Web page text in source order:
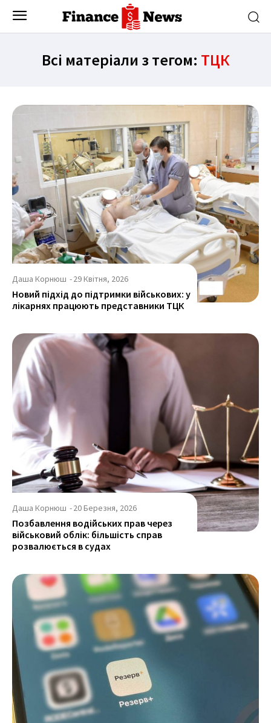
Всі матеріали з тегом: ТЦК
Даша Корнюш -29 Квітня, 2026
Новий підхід до підтримки військових: у
лікарнях працюють представники ТЦК
Даша Корнюш -20 Березня, 2026
Позбавлення водійських прав через
військовий облік: більшість справ
розвалюється в судах